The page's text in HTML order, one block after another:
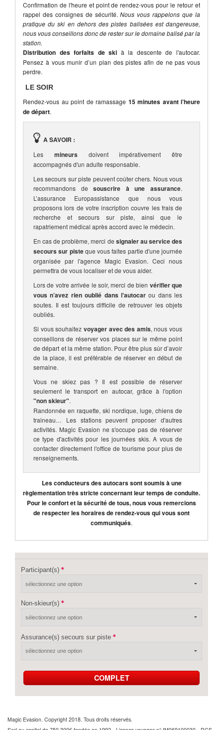
Confirmation de l'heure et point de rendez-vous pour le retour et
rappel des consignes de sécurité.Nous vous rappelons que la
pratique du ski en dehors des pistes balisées est dangereuse,
nous vous conseillons donc de rester sur le domaine balisé par la
station.
Distribution des forfaits de ski à la descente de l'autocar.
Pensez à vous munir d’un plan des pistes afin de ne pas vous
perdre.
LE SOIR
Rendez-vous au point de ramassage 15 minutes avant l’heure
de départ.
A SAVOIR :
Les mineurs doivent impérativement être
accompagnés d'un adulte responsable.
Les secours sur piste peuvent coûter chers. Nous vous
recommandons desouscrire à une assurance.
L’assurance Europassistance que nous vous
proposons lors de votre inscription couvre les frais de
recherche et secours sur piste, ainsi que le
rapatriement médical après accord avec le médecin.
En cas de problème, merci de signaler au service des
secours sur pisteque vous faites partie d'une journée
organisée par l'agence Magic Evasion. Ceci nous
permettra de vous localiser et de vous aider.
Lors de votre arrivée le soir, merci de bien vérifier que
vous n’avez rien oublié dans l'autocarou dans les
soutes. Il est toujours difficile de retrouver les objets
oubliés.
Si vous souhaitez voyager avec des amis, nous vous
conseillons de réserver vos places sur le même point
de départ et la même station. Pour être plus sûr d’avoir
de la place, il est préférable de réserver en début de
semaine.
Vous ne skiez pas ? Il est possible de réserver
seulement le transport en autocar, grâce à l'option
"non skieur".
Randonnée en raquette, ski nordique, luge, chiens de
traineau… Les stations peuvent proposer d'autres
activités. Magic Evasion ne s'occupe pas de réserver
ce type d'activités pour les journées skis. A vous de
contacter directement l'office de tourisme pour plus de
renseignements.
Les conducteurs des autocars sont soumis à une
règlementation très stricte concernant leur temps de conduite.
Pour le confort et la sécurité de tous, nous vous remercions
de respecter les horaires de rendez-vous qui vous sont
communiqués.
Participant(s)
Non-skieur(s)
Assurance(s) secours sur piste
COMPLET
Magic Evasion. Copyright 2018. Tous droits réservés.